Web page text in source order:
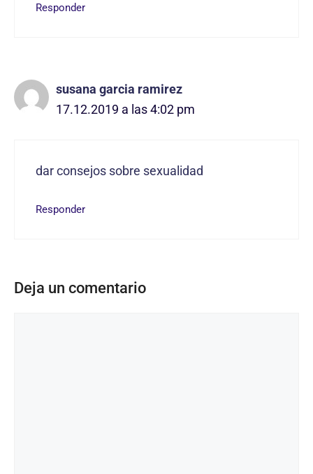
Responder
susana garcia ramirez
17.12.2019 a las 4:02 pm
dar consejos sobre sexualidad
Responder
Deja un comentario